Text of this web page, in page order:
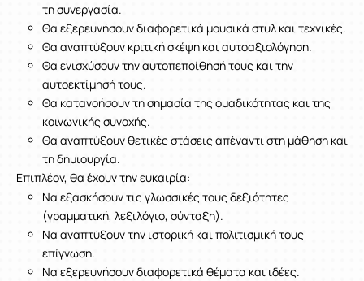
τη συνεργασία.
Θα εξερευνήσουν διαφορετικά μουσικά στυλ και τεχνικές.
Θα αναπτύξουν κριτική σκέψη και αυτοαξιολόγηση.
Θα ενισχύσουν την αυτοπεποίθησή τους και την
αυτοεκτίμησή τους.
Θα κατανοήσουν τη σημασία της ομαδικότητας και της
κοινωνικής συνοχής.
Θα αναπτύξουν θετικές στάσεις απέναντι στη μάθηση και
τη δημιουργία.
Επιπλέον, θα έχουν την ευκαιρία:
Να εξασκήσουν τις γλωσσικές τους δεξιότητες
(γραμματική, λεξιλόγιο, σύνταξη).
Να αναπτύξουν την ιστορική και πολιτισμική τους
επίγνωση.
Να εξερευνήσουν διαφορετικά θέματα και ιδέες.